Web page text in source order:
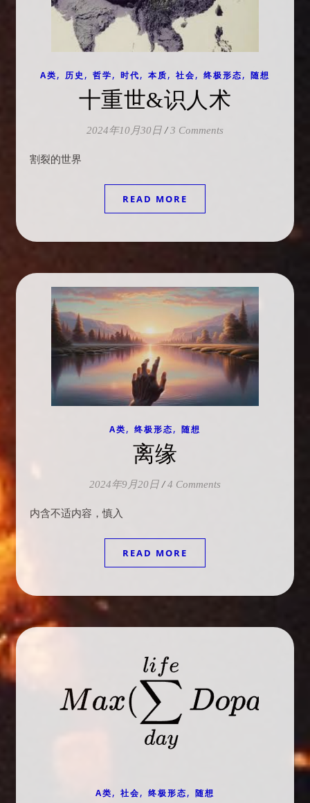
A类, 历史, 哲学, 时代, 本质, 社会, 终极形态, 随想
十重世&识人术
2024年10月30日 / 3 Comments
割裂的世界
READ MORE
A类, 终极形态, 随想
离缘
2024年9月20日 / 4 Comments
内含不适内容，慎入
READ MORE
A类, 社会, 终极形态, 随想